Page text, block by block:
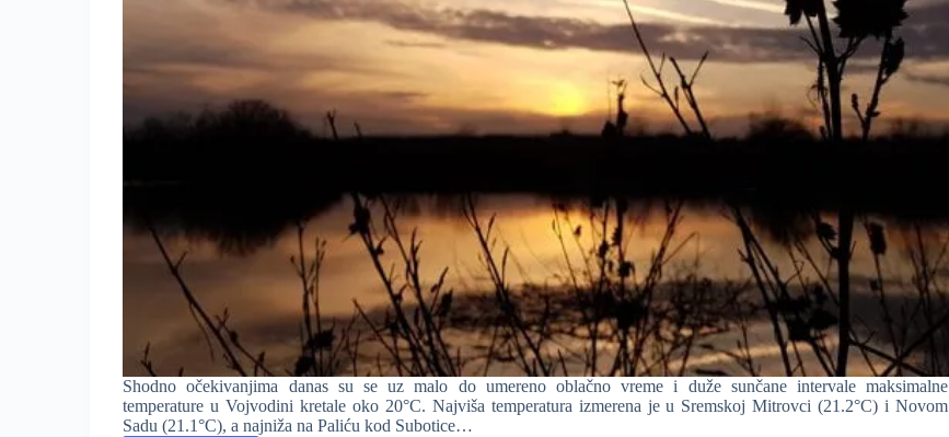
Shodno očekivanjima danas su se uz malo do umereno oblačno vreme i duže sunčane intervale maksimalne
temperature u Vojvodini kretale oko 20°C. Najviša temperatura izmerena je u Sremskoj Mitrovci (21.2°C) i Novom
Sadu (21.1°C), a najniža na Paliću kod Subotice…